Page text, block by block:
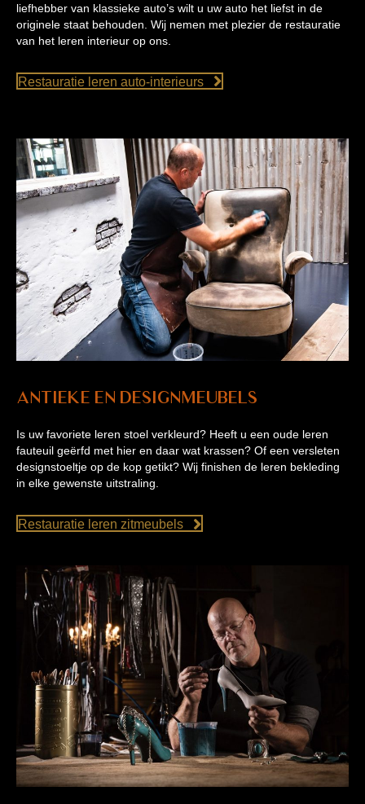
liefhebber van klassieke auto’s wilt u uw auto het liefst in de
originele staat behouden. Wij nemen met plezier de restauratie
van het leren interieur op ons.
Restauratie leren auto-interieurs
Antieke en designmeubels
Is uw favoriete leren stoel verkleurd? Heeft u een oude leren
fauteuil geërfd met hier en daar wat krassen? Of een versleten
designstoeltje op de kop getikt? Wij finishen de leren bekleding
in elke gewenste uitstraling.
Restauratie leren zitmeubels